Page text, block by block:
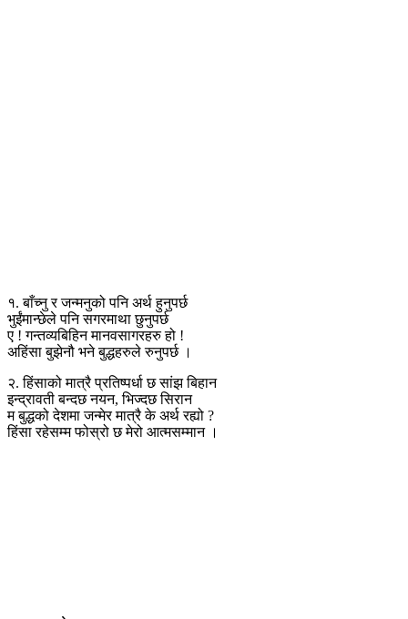
१. बाँच्नु र जन्मनुको पनि अर्थ हुनुपर्छ
भुईंमान्छेले पनि सगरमाथा छुनुपर्छ
ए ! गन्तव्यबिहिन मानवसागरहरु हो !
अहिंसा बुझेनौ भने बुद्धहरुले रुनुपर्छ ।
२. हिंसाको मात्रै प्रतिष्पर्धा छ सांझ बिहान
इन्द्रावती बन्दछ नयन, भिज्दछ सिरान
म बुद्धको देशमा जन्मेर मात्रै के अर्थ रह्यो ?
हिंसा रहेसम्म फोस्रो छ मेरो आत्मसम्मान ।